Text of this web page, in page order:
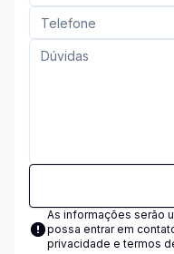
As informações serão
possa entrar em
privacidade e termos